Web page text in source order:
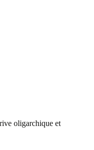
oligarchique et